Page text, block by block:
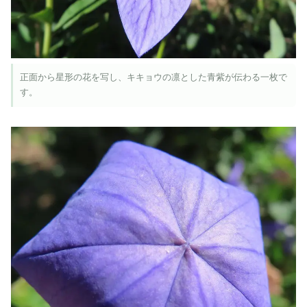
正面から星形の花を写し、キキョウの凛とした青紫が伝わる一枚で
す。